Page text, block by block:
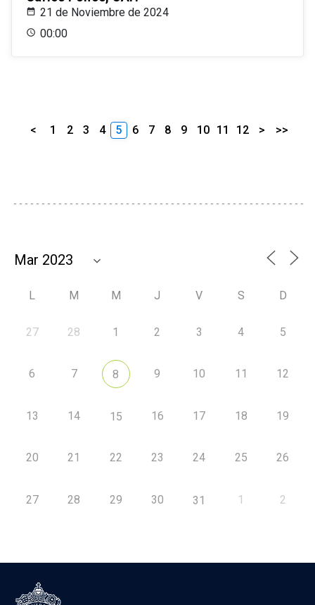
21 de Noviembre de 2024
00:00
< 1 2 3 4 5 6 7 8 9 10 11 12 > >>
L M M J V S D
27 28 1 2 3 4 5
6 7 8 9 10 11 12
13 14 15 16 17 18 19
20 21 22 23 24 25 26
27 28 29 30 31 1 2